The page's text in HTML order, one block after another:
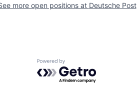
more open positions at Deutsche Post
Powered by Getro.com